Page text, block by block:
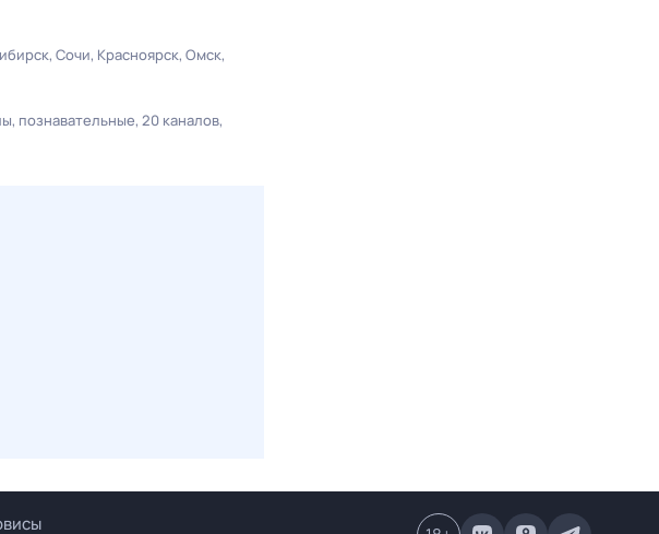
Сочи Красноярск Омск
познавательные 20 каналов